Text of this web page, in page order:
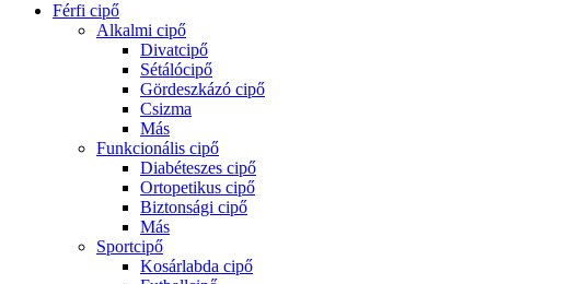
Férfi cipő
Alkalmi cipő
Divatcipő
Sétálócipő
Gördeszkázó cipő
Csizma
Más
Funkcionális cipő
Diabéteszes cipő
Ortopetikus cipő
Biztonsági cipő
Más
Sportcipő
Kosárlabda cipő